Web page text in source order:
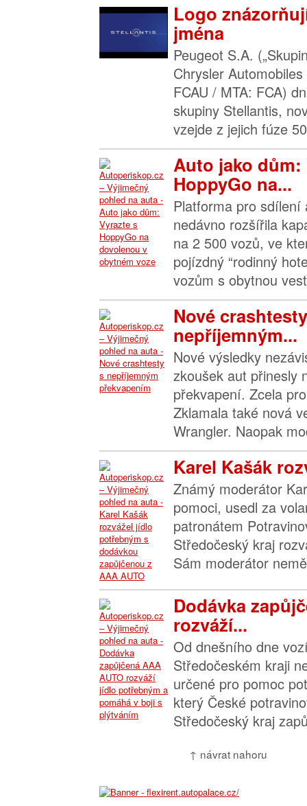
Logo
jména
Peugeot S.A.
Chrysler Automobiles
FCAU / MTA: FCA)
skupiny Stellantis,
vzejde z jejich fúze
Auto jako dům:
HoppyGo na...
Platforma pro sdílení
nedávno rozšířila
na 2 500 vozů, ve
pojízdný “rodinný
vozům s obytnou
Nové
nepříjemným...
Nové výsledky
zkoušek aut přinesly
překvapení. Zcela
Zklamala také nová
Wrangler. Naopak
Karel Kašák
Známý moderátor
pomoci, usedl za
patronátem
Středočeský kraj
Sám moderátor
Dodávka
rozváží...
Od dnešního dne
Středočeském kraji
určené pro pomoc
který České
Středočeský kraj
↑ návrat nahoru